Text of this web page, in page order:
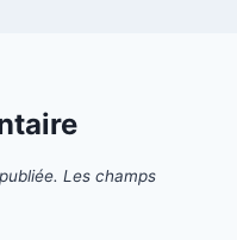
Les champs